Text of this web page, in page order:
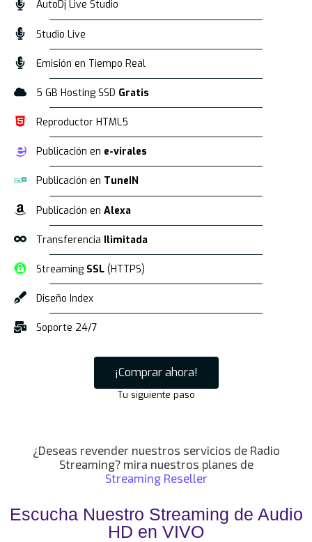
AutoDj Live Studio
Studio Live
Emisión en Tiempo Real
5 GB Hosting SSD Gratis
Reproductor HTML5
Publicación en e-virales
Publicación en TuneIN
Publicación enAlexa
Transferencia Ilimitada
Streaming SSL(HTTPS)
Diseño Index
Soporte 24/7
¡Comprar ahora!
Tu siguiente paso
¿Deseas revender nuestros servicios de Radio
Streaming? mira nuestros planes de
Streaming Reseller
Escucha Nuestro Streaming de Audio
HD en VIVO